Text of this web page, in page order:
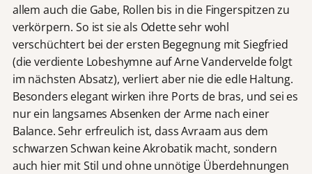
allem auch die Gabe, Rollen bis in die Fingerspitzen zu
verkörpern. So ist sie als Odette sehr wohl
verschüchtert bei der ersten Begegnung mit Siegfried
(die verdiente Lobeshymne auf Arne Vandervelde folgt
im nächsten Absatz), verliert aber nie die edle Haltung.
Besonders elegant wirken ihre Ports de bras, und sei es
nur ein langsames Absenken der Arme nach einer
Balance. Sehr erfreulich ist, dass Avraam aus dem
schwarzen Schwan keine Akrobatik macht, sondern
auch hier mit Stil und ohne unnötige Überdehnungen